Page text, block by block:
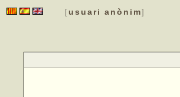
[ usuari anònim]